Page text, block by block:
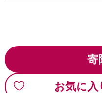
寄
お気に入